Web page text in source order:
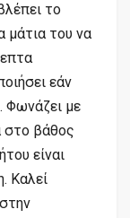
το
μάτια του να
εάν
Φωνάζει με
στο βάθος
είναι
Καλεί